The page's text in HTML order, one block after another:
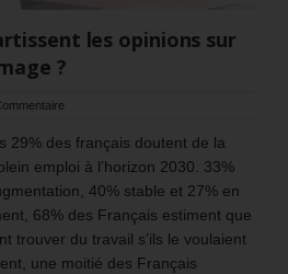
les opinions sur
?
29% des français doutent de la
emploi à l’horizon 2030. 33%
40% stable et 27% en
68% des Français estiment que
trouver du travail s’ils le voulaient
une moitié des Français